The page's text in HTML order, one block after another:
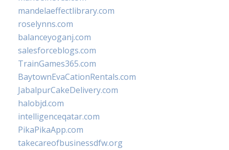
mandelaeffectlibrary.com
roselynns.com
balanceyoganj.com
salesforceblogs.com
TrainGames365.com
BaytownEvaCationRentals.com
JabalpurCakeDelivery.com
halobjd.com
intelligenceqatar.com
PikaPikaApp.com
takecareofbusinessdfw.org